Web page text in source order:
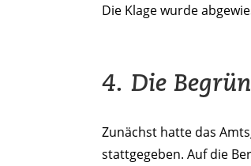
Die Klage wurde
4. Die
Zunächst hatte das
stattgegeben. Auf die